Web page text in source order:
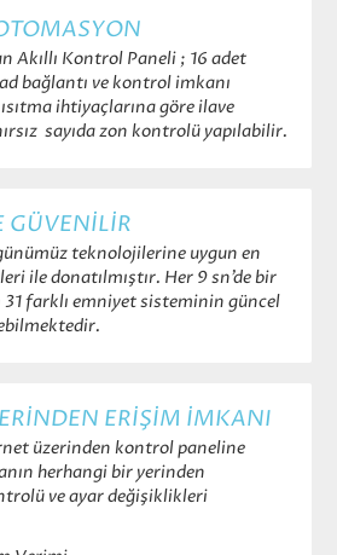
Akıllı Kontrol Paneli ; 16 adet
bağlantı ve kontrol imkanı
ihtiyaçlarına göre ilave
sayıda zon kontrolü yapılabilir.
GÜVENİLİR
teknolojilerine uygun en
ile donatılmıştır. Her 9 sn’de bir
farklı emniyet sisteminin güncel
ERİŞİM İMKANI
üzerinden kontrol paneline
herhangi bir yerinden
ve ayar değişiklikleri